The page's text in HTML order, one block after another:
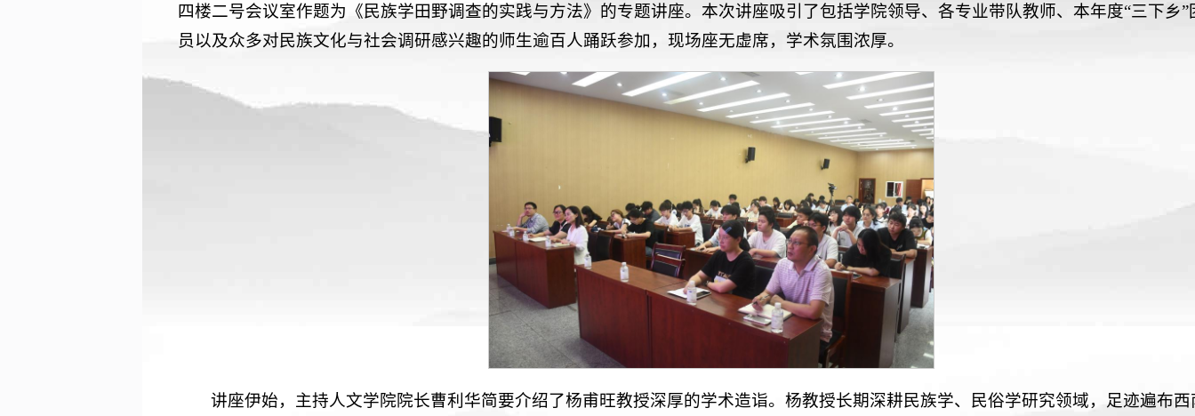
四楼二号会议室作题为《民族学田野调查的实践与方法》的专题讲座。本次讲座吸引了包括学院领导、各专业带队教师、本年度“三下乡”
员以及众多对民族文化与社会调研感兴趣的师生逾百人踊跃参加，现场座无虚席，学术氛围浓厚。
讲座伊始，主持人文学院院长曹利华简要介绍了杨甫旺教授深厚的学术造诣。杨教授长期深耕民族学、民俗学研究领域，足迹遍布西